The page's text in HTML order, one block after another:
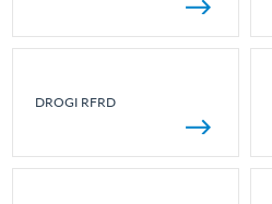
DROGI RFRD